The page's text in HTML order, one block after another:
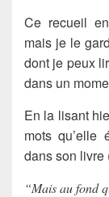
Ce recueil
mais je le
dont je peux
dans un
En la lisant
mots qu’elle
dans son livre
“Mais au fond